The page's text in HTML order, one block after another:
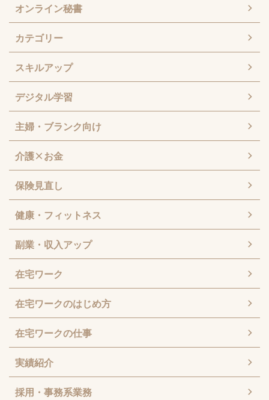
オンライン秘書
カテゴリー
スキルアップ
デジタル学習
主婦・ブランク向け
介護×お金
保険見直し
健康・フィットネス
副業・収入アップ
在宅ワーク
在宅ワークのはじめ方
在宅ワークの仕事
実績紹介
採用・事務系業務